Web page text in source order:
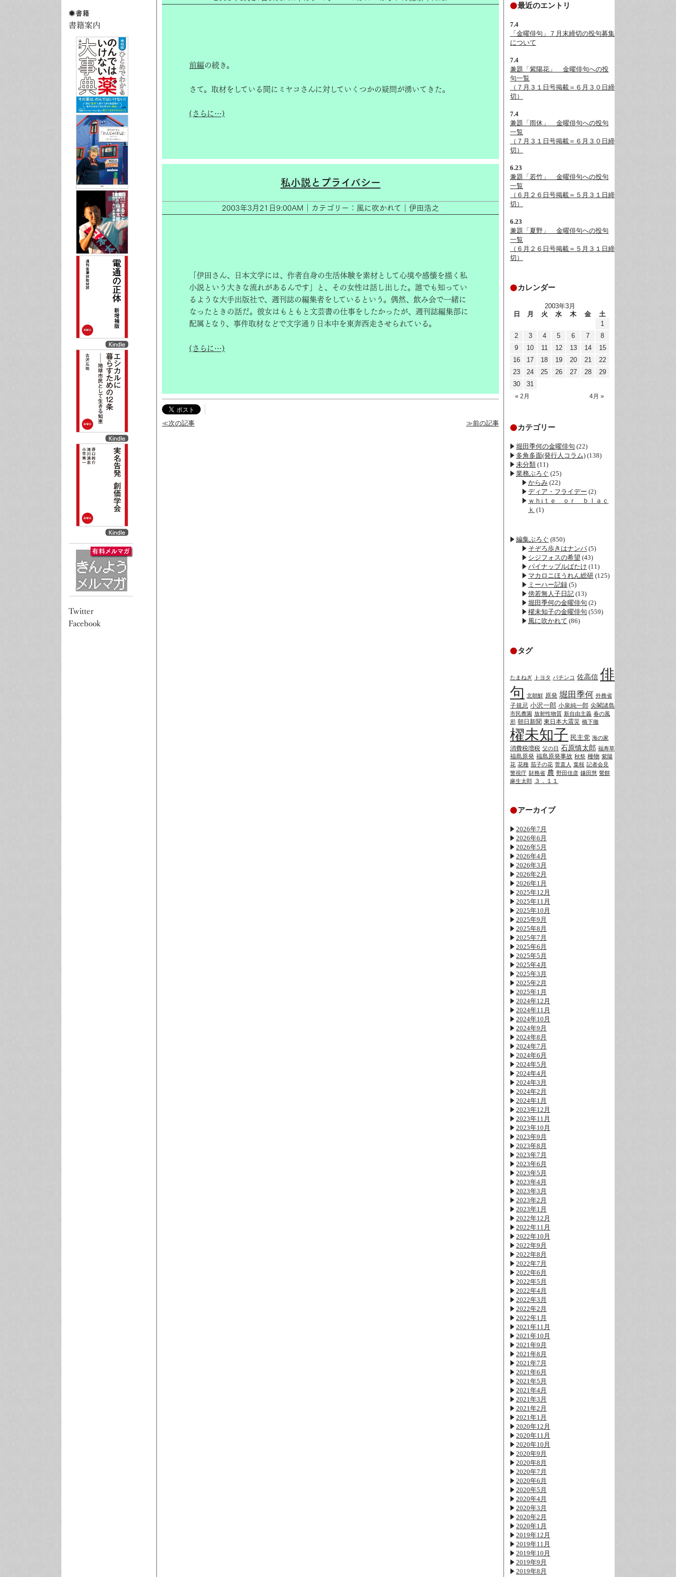
前編の続き。
さて。取材をしている間にミヤコさんに対していくつかの疑問が湧いてきた。
(さらに…)
私小説とプライバシー
2003年3月21日9:00AM｜カテゴリー：風に吹かれて｜伊田浩之
「伊田さん、日本文学には、作者自身の生活体験を素材として心境や感懐を描く私
小説という大きな流れがあるんです」と、その女性は話し出した。誰でも知ってい
るような大手出版社で、週刊誌の編集者をしているという。偶然、飲み会で一緒に
なったときの話だ。彼女はもともと文芸書の仕事をしたかったが、週刊誌編集部に
配属となり、事件取材などで文字通り日本中を東奔西走させられている。
(さらに…)
≪次の記事 ≫前の記事
最近のエントリ
7.4
「金曜俳句」７月末締切の投句募集
について
7.4
兼題「紫陽花」__金曜俳句への投
句一覧
（７月３１日号掲載＝６月３０日締
切）
7.4
兼題「雨休」__金曜俳句への投句
一覧
（７月３１日号掲載＝６月３０日締
切）
6.23
兼題「若竹」__金曜俳句への投句
一覧
（６月２６日号掲載＝５月３１日締
切）
6.23
兼題「夏野」__金曜俳句への投句
一覧
（６月２６日号掲載＝５月３１日締
切）
カレンダー
2003年3月
日
月 火 水 木 金 土
« 2月 4月 »
1
2
3 4 5 6 7
8
9
10 11 12 13 14
15
16
17 18 19 20 21
22
23
24 25 26 27 28
29
30
31
カテゴリー
堀田季何の金曜俳句 (22)
多角多面(発行人コラム) (138)
未分類 (11)
業務ぶろぐ (25)
からみ (22)
ディア・フライデー (2)
ｗｈiｔｅ ｏｒ ｂｌａｃ
ｋ (1)
編集ぶろぐ (850)
そぞろ歩きはナンパ (5)
シジフォスの希望 (43)
パイナップルばたけ (11)
マカロニほうれん総研 (125)
ミーハー記録 (5)
傍若無人子日記 (13)
堀田季何の金曜俳句 (2)
櫂未知子の金曜俳句 (559)
風に吹かれて (86)
タグ
たまねぎ トヨタ パチンコ 佐高信 俳
句 北朝鮮 原発 堀田季何 外務省
子規忌 小沢一郎 小泉純一郎 尖閣諸島
市民農園 放射性物質 新自由主義 春の風
邪 朝日新聞 東日本大震災 橋下徹
櫂未知子 民主党 海の家
消費税増税 父の日 石原慎太郎 福寿草
福島原発 福島原発事故 秋祭 種物 紫陽
花 花種 茄子の花 菅直人 葉桜 記者会見
警視庁 財務省 農 野田佳彦 鎌田慧 鶯餅
麻生太郎 ３．１１
アーカイブ
2026年7月
2026年6月
2026年5月
2026年4月
2026年3月
2026年2月
2026年1月
2025年12月
2025年11月
2025年10月
2025年9月
2025年8月
2025年7月
2025年6月
2025年5月
2025年4月
2025年3月
2025年2月
2025年1月
2024年12月
2024年11月
2024年10月
2024年9月
2024年8月
2024年7月
2024年6月
2024年5月
2024年4月
2024年3月
2024年2月
2024年1月
2023年12月
2023年11月
2023年10月
2023年9月
2023年8月
2023年7月
2023年6月
2023年5月
2023年4月
2023年3月
2023年2月
2023年1月
2022年12月
2022年11月
2022年10月
2022年9月
2022年8月
2022年7月
2022年6月
2022年5月
2022年4月
2022年3月
2022年2月
2022年1月
2021年11月
2021年10月
2021年9月
2021年8月
2021年7月
2021年6月
2021年5月
2021年4月
2021年3月
2021年2月
2021年1月
2020年12月
2020年11月
2020年10月
2020年9月
2020年8月
2020年7月
2020年6月
2020年5月
2020年4月
2020年3月
2020年2月
2020年1月
2019年12月
2019年11月
2019年10月
2019年9月
2019年8月